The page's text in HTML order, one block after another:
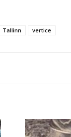
Tallinn vertice